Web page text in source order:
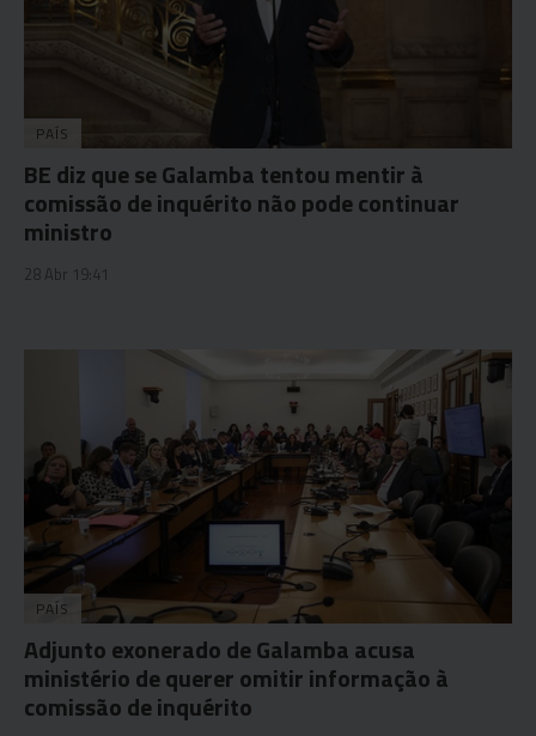
PAÍS
BE diz que se Galamba tentou mentir à
comissão de inquérito não pode continuar
ministro
28 Abr 19:41
PAÍS
Adjunto exonerado de Galamba acusa
ministério de querer omitir informação à
comissão de inquérito